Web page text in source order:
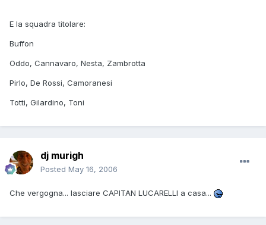
E la squadra titolare:
Buffon
Oddo, Cannavaro, Nesta, Zambrotta
Pirlo, De Rossi, Camoranesi
Totti, Gilardino, Toni
dj murigh
Posted May 16, 2006
Che vergogna... lasciare CAPITAN LUCARELLI a casa...